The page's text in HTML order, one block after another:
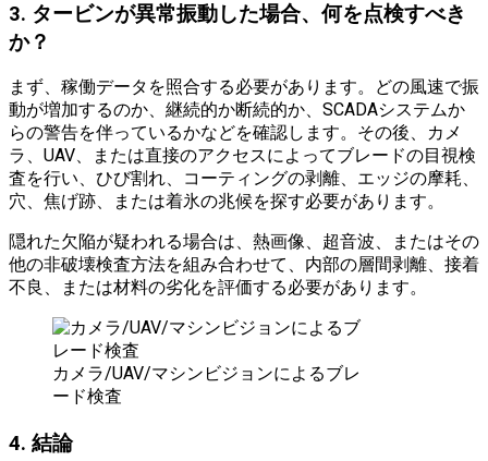
3. タービンが異常振動した場合、何を点検すべき
か？
まず、稼働データを照合する必要があります。どの風速で振
動が増加するのか、継続的か断続的か、SCADAシステムか
らの警告を伴っているかなどを確認します。その後、カメ
ラ、UAV、または直接のアクセスによってブレードの目視検
査を行い、ひび割れ、コーティングの剥離、エッジの摩耗、
穴、焦げ跡、または着氷の兆候を探す必要があります。
隠れた欠陥が疑われる場合は、熱画像、超音波、またはその
他の非破壊検査方法を組み合わせて、内部の層間剥離、接着
不良、または材料の劣化を評価する必要があります。
カメラ/UAV/マシンビジョンによるブレ
ード検査
4. 結論